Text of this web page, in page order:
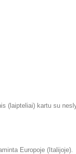
(laipteliai) kartu su
Europoje (Italijoje).